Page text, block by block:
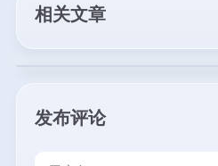
相关文章
发布评论